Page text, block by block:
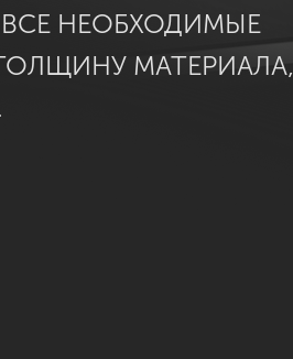
НЕОБХОДИМЫЕ
МАТЕРИАЛА,